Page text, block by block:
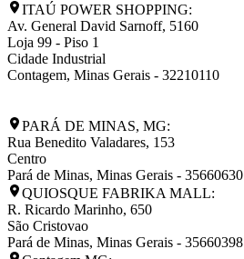
ITAÚ POWER SHOPPING:
Av. General David Sarnoff, 5160
Loja 99 - Piso 1
Cidade Industrial
Contagem, Minas Gerais - 32210110
PARÁ DE MINAS, MG:
Rua Benedito Valadares, 153
Centro
Pará de Minas, Minas Gerais - 35660630
QUIOSQUE FABRIKA MALL:
R. Ricardo Marinho, 650
São Cristovao
Pará de Minas, Minas Gerais - 35660398